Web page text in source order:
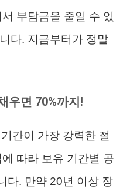
부담금을 줄일 수 있
다. 지금부터가 정말
우면 70%까지!
간이 가장 강력한 절
따라 보유 기간별 공
다. 만약 20년 이상 장